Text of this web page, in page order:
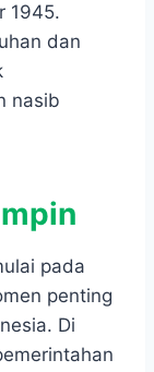
1945.
dan
nasib
pada
penting
Di